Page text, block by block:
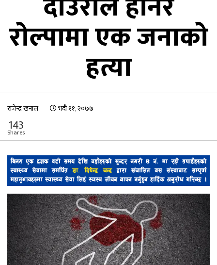
रोल्पामा एक जनाको
हत्या
राजेन्द्र खनाल भदौ ११, २०७७
143
Shares